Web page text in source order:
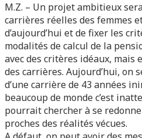
M.Z. – Un projet ambitieux
carrières réelles des femmes
d’aujourd’hui et de fixer les
modalités de calcul de la
avec des critères idéaux,
des carrières. Aujourd’hui, on
d’une carrière de 43 années
beaucoup de monde c’est
pourrait chercher à se
proches des réalités vécues.